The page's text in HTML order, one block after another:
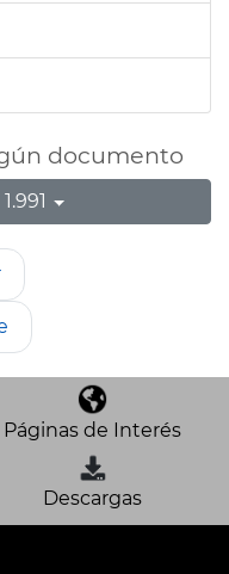
documento
Páginas de Interés
Descargas